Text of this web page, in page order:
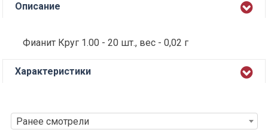
Описание
Фианит Круг 1.00 - 20 шт., вес - 0,02 г
Характеристики
Ранее смотрели